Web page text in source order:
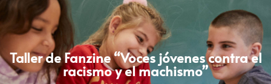
Taller de Fanzine “Voces jóvenes contra el
racismo y el machismo”